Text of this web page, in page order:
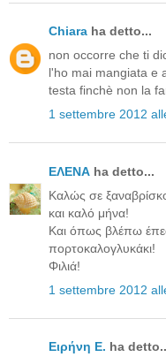
Chiara ha detto...
non occorre che ti
l'ho mai mangiata e
testa finchè non la
1 settembre 2012
ΕΛΕΝΑ ha detto...
Καλώς σε
και καλό μήνα!
Και όπως βλέπω
πορτοκαλογλυκάκι!
Φιλιά!
1 settembre 2012
Ειρήνη Ε. ha